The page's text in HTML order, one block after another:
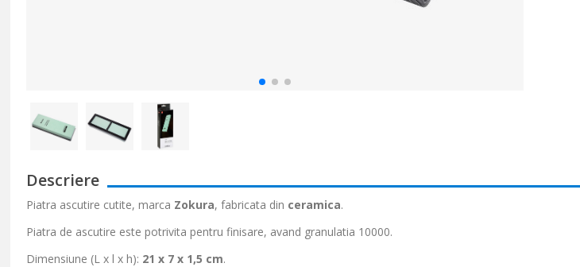
Descriere
Piatra ascutire cutite, marca Zokura, fabricata din ceramica.
Piatra de ascutire este potrivita pentru finisare, avand granulatia 10000.
Dimensiune (L x l x h): 21 x 7 x 1,5 cm.